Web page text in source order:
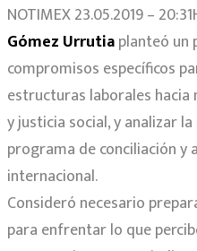
NOTIMEX 23.05.2019 –
Gómez Urrutiaplanteó un
compromisos específicos
estructuras laborales
y justicia social, y analizar
programa de conciliación
internacional.
Consideró necesario
para enfrentar lo que